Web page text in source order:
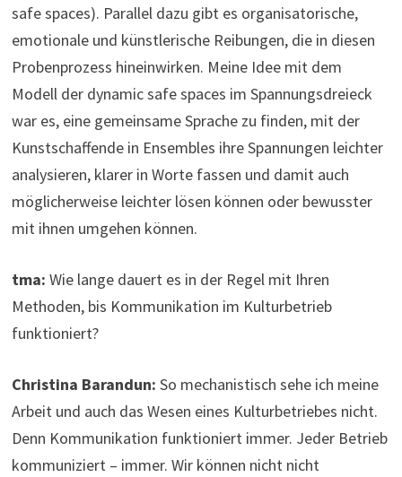
safe spaces). Parallel dazu gibt es organisatorische,
emotionale und künstlerische Reibungen, die in diesen
Probenprozess hineinwirken. Meine Idee mit dem
Modell der dynamic safe spaces im Spannungsdreieck
war es, eine gemeinsame Sprache zu finden, mit der
Kunstschaffende in Ensembles ihre Spannungen leichter
analysieren, klarer in Worte fassen und damit auch
möglicherweise leichter lösen können oder bewusster
mit ihnen umgehen können.
tma: Wie lange dauert es in der Regel mit Ihren
Methoden, bis Kommunikation im Kulturbetrieb
funktioniert?
Christina Barandun:So mechanistisch sehe ich meine
Arbeit und auch das Wesen eines Kulturbetriebes nicht.
Denn Kommunikation funktioniert immer. Jeder Betrieb
kommuniziert – immer. Wir können nicht nicht